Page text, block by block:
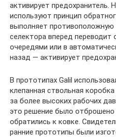
активирует предохранитель.
используют принцип
выполняет
селектора вперед
очередями или в
назад — активирует
В прототипах Galil
клепанная ствольная
за более высоких рабочих
это решение было отброшено
обратились к ковке.
ранние прототипы были